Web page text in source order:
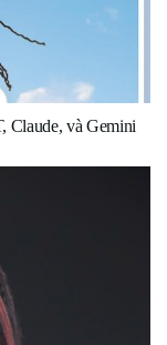
Claude, và Gemini